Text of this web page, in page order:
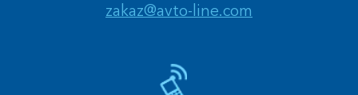
zakaz@avto-line.com